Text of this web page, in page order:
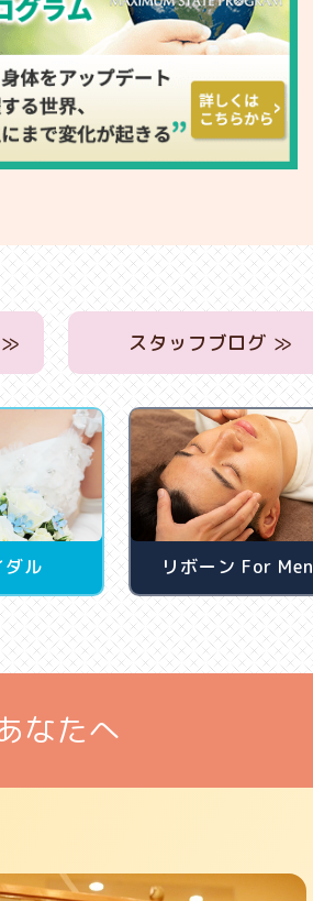
≫ スタッフブログ ≫
ダル リボーン For Men
なたへ